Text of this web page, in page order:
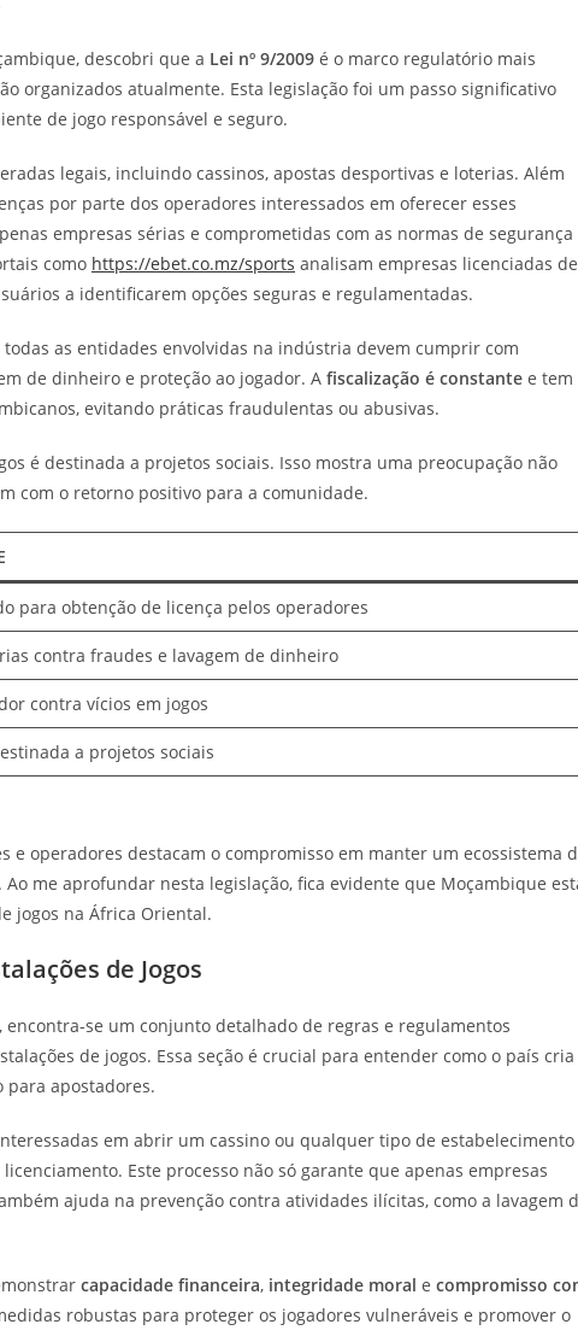
descobri que a Lei nº 9/2009 é o marco regulatório mais
organizados atualmente. Esta legislação foi um passo significativo
de jogo responsável e seguro.
legais, incluindo cassinos, apostas desportivas e loterias. Além
por parte dos operadores interessados em oferecer esses
empresas sérias e comprometidas com as normas de segurança
como https://ebet.co.mz/sports analisam empresas licenciadas de
a identificarem opções seguras e regulamentadas.
todas as entidades envolvidas na indústria devem cumprir com
de dinheiro e proteção ao jogador. A fiscalização é constante e tem
evitando práticas fraudulentas ou abusivas.
é destinada a projetos sociais. Isso mostra uma preocupação não
com o retorno positivo para a comunidade.
para obtenção de licença pelos operadores
contra fraudes e lavagem de dinheiro
contra vícios em jogos
a projetos sociais
e operadores destacam o compromisso em manter um ecossistema
me aprofundar nesta legislação, fica evidente que Moçambique
jogos na África Oriental.
de Jogos
se um conjunto detalhado de regras e regulamentos
de jogos. Essa seção é crucial para entender como o país cria
apostadores.
em abrir um cassino ou qualquer tipo de estabelecimento
Este processo não só garante que apenas empresas
ajuda na prevenção contra atividades ilícitas, como a lavagem
capacidade financeira, integridade moral e compromisso
robustas para proteger os jogadores vulneráveis e promover o